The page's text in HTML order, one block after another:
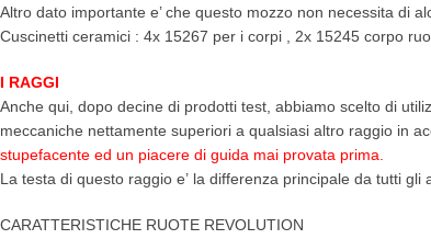
Altro dato importante e’ che questo mozzo non necessita di
Cuscinetti ceramici : 4x 15267 per i corpi , 2x 15245 corpo
I RAGGI
Anche qui, dopo decine di prodotti test, abbiamo scelto di
meccaniche nettamente superiori a qualsiasi altro raggio in
stupefacente ed un piacere di guida mai provata prima.
La testa di questo raggio e’ la differenza principale da tutti
CARATTERISTICHE RUOTE REVOLUTION